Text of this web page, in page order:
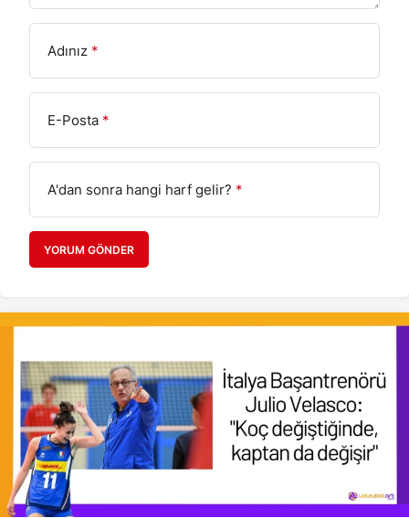
Adınız *
E-Posta *
A'dan sonra hangi harf gelir? *
YORUM GÖNDER